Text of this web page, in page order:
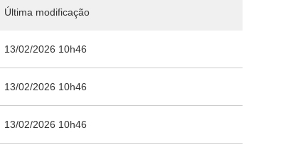
Última modificação
13/02/2026 10h46
13/02/2026 10h46
13/02/2026 10h46